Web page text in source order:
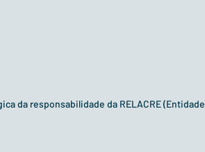
da responsabilidade da RELACRE (Entidade